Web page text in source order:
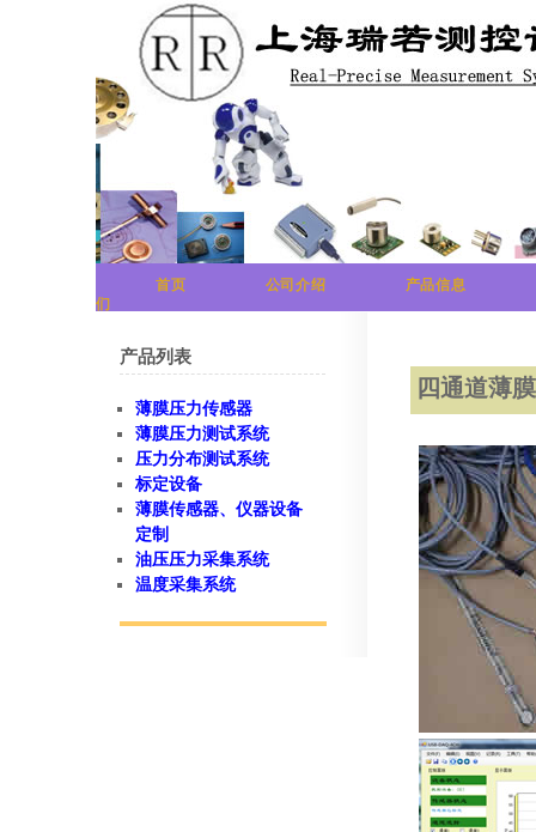
首页 公司介绍
产品信息
们
四通道薄
产品列表
薄膜压力传感器
薄膜压力测试系统
压力分布测试系统
标定设备
薄膜传感器、仪器设备
定制
油压压力采集系统
温度采集系统